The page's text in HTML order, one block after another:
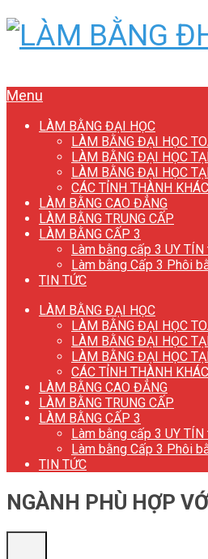
Menu
LÀM BẰNG ĐẠI HỌC
LÀM BẰNG ĐẠI HỌC
LÀM BẰNG ĐẠI HỌC
LÀM BẰNG ĐẠI HỌC
CÁC TỈNH THÀNH KHÁC
LÀM BẰNG CAO ĐẲNG
LÀM BẰNG TRUNG CẤP
LÀM BẰNG CẤP 3
Làm bằng cấp 3 UY TÍN
Làm bằng Cấp 3 Phôi
TIN TỨC
LÀM BẰNG ĐẠI HỌC
LÀM BẰNG ĐẠI HỌC
LÀM BẰNG ĐẠI HỌC
LÀM BẰNG ĐẠI HỌC
CÁC TỈNH THÀNH KHÁC
LÀM BẰNG CAO ĐẲNG
LÀM BẰNG TRUNG CẤP
LÀM BẰNG CẤP 3
Làm bằng cấp 3 UY TÍN
Làm bằng Cấp 3 Phôi
TIN TỨC
NGÀNH PHÙ HỢP